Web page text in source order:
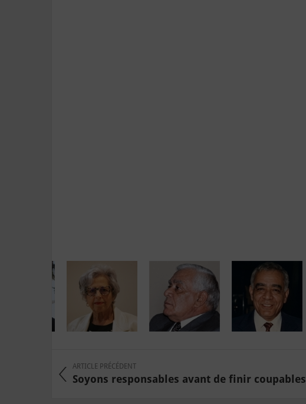
ARTICLE PRÉCÉDENT
Soyons responsables avant de finir coupables